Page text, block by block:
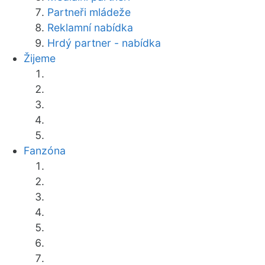
Partneři mládeže
Reklamní nabídka
Hrdý partner - nabídka
Žijeme
Fanzóna